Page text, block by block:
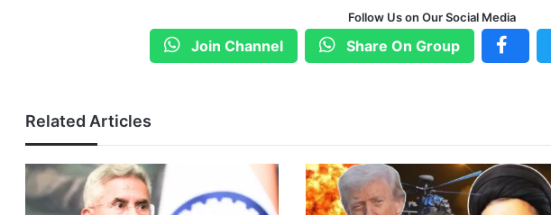
Follow Us on Our Social Media
Join Channel Share On Group
Related Articles